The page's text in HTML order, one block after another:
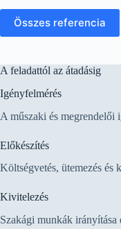
Összes referencia
A feladattól az átadásig
Igényfelmérés
A műszaki és megrendelői
Előkészítés
Költségvetés, ütemezés és
Kivitelezés
Szakági munkák irányítása